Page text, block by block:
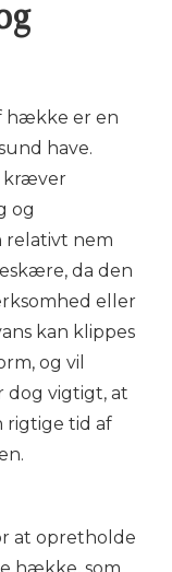
hække er en
have.
kræver
og
relativt nem
da den
eller
kan klippes
og vil
dog vigtigt, at
rigtige tid af
at opretholde